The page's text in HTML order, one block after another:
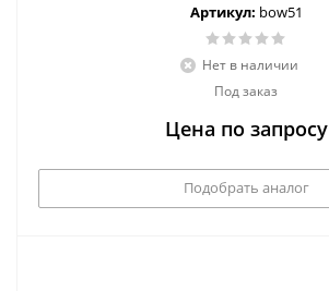
Артикул: bow51
Нет в наличии
Под заказ
Цена по запросу
Подобрать аналог